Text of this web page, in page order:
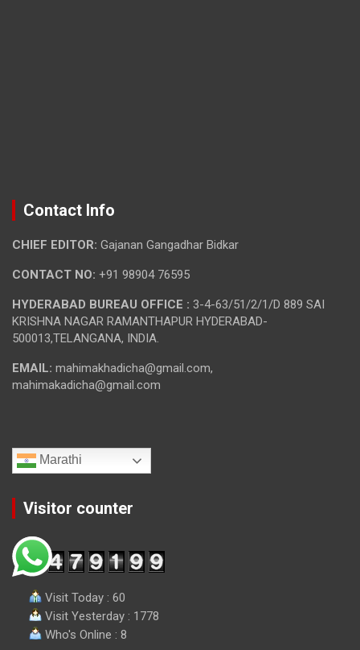
Contact Info
CHIEF EDITOR: Gajanan Gangadhar Bidkar
CONTACT NO: +91 98904 76595
HYDERABAD BUREAU OFFICE : 3-4-63/51/2/1/D 889 SAI
KRISHNA NAGAR RAMANTHAPUR HYDERABAD-
500013,TELANGANA, INDIA.
EMAIL: mahimakhadicha@gmail.com,
mahimakadicha@gmail.com
Marathi
Visitor counter
Visit Today : 60
Visit Yesterday : 1778
Who's Online : 8